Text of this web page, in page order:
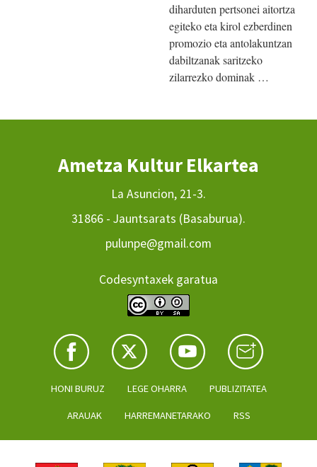
diharduten pertsonei aitortza
egiteko eta kirol ezberdinen
promozio eta antolakuntzan
dabiltzanak saritzeko
zilarrezko dominak …
Ametza Kultur Elkartea
La Asuncion, 21-3.
31866 - Jauntsarats (Basaburua).
pulunpe@gmail.com
Codesyntaxek garatua
HONI BURUZ LEGE OHARRA PUBLIZITATEA
ARAUAK HARREMANETARAKO RSS